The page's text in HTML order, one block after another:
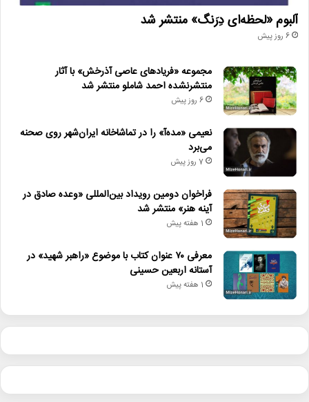
آلبوم «لحظه‌ای دِرَنگ» منتشر شد
6 روز پیش
مجموعه «فریادهای عاصی آذرخش» با آثار
منتشرنشده احمد شاملو منتشر شد
6 روز پیش
نعیمی «مده‌آ» را در تماشاخانه ایران‌شهر روی صحنه
می‌برد
7 روز پیش
فراخوان دومین رویداد بین‌المللی «وعده صادق در
آینه هنر» منتشر شد
1 هفته پیش
معرفی ۷۰ عنوان کتاب با موضوع «راهبر شهید» در
آستانه اربعین حسینی
1 هفته پیش